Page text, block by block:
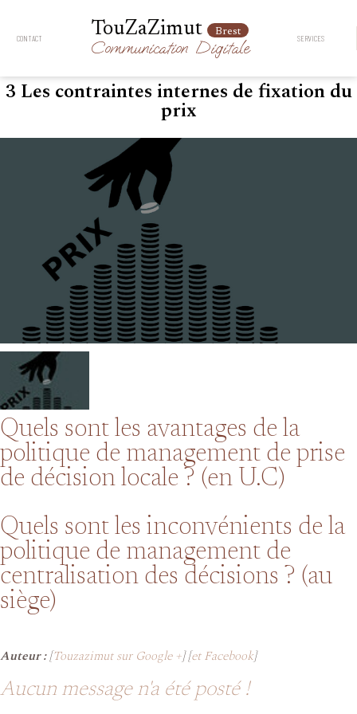
CONTACT TouZaZimut Brest
Communication Digitale SERVICES
3 Les contraintes internes de fixation du
prix
Quels sont les avantages de la
politique de management de prise
de décision locale ? (en U.C)
Quels sont les inconvénients de la
politique de management de
centralisation des décisions ? (au
siège)
Auteur :[Touzazimut sur Google +] [et Facebook]
Aucun message n'a été posté !